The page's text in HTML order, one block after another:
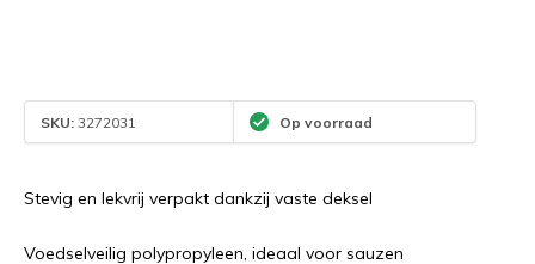
SKU: 3272031 Op voorraad
Stevig en lekvrij verpakt dankzij vaste deksel
Voedselveilig polypropyleen, ideaal voor sauzen